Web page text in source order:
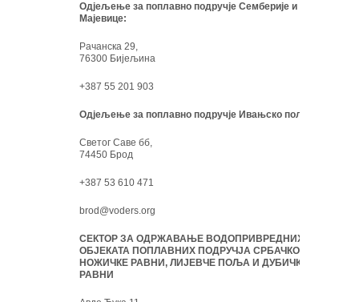
Одјељење за поплавно подручје Семберије и
Мајевице:
Рачанска 29,
76300 Бијељина
+387 55 201 903
Одјељење за поплавно подручје Ивањско поље:
Светог Саве бб,
74450 Брод
+387 53 610 471
brod@voders.org
СЕКТОР ЗА ОДРЖАВАЊЕ ВОДОПРИВРЕДНИХ
ОБЈЕКАТА ПОПЛАВНИХ ПОДРУЧЈА СРБАЧКО-
НОЖИЧКЕ РАВНИ, ЛИЈЕВЧЕ ПОЉА И ДУБИЧКЕ
РАВНИ